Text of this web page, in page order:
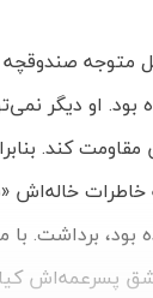
متوجه
او دیگر
کند.
خاطرات خاله‌اش
بود، برداشت. با
پسرعمه‌اش